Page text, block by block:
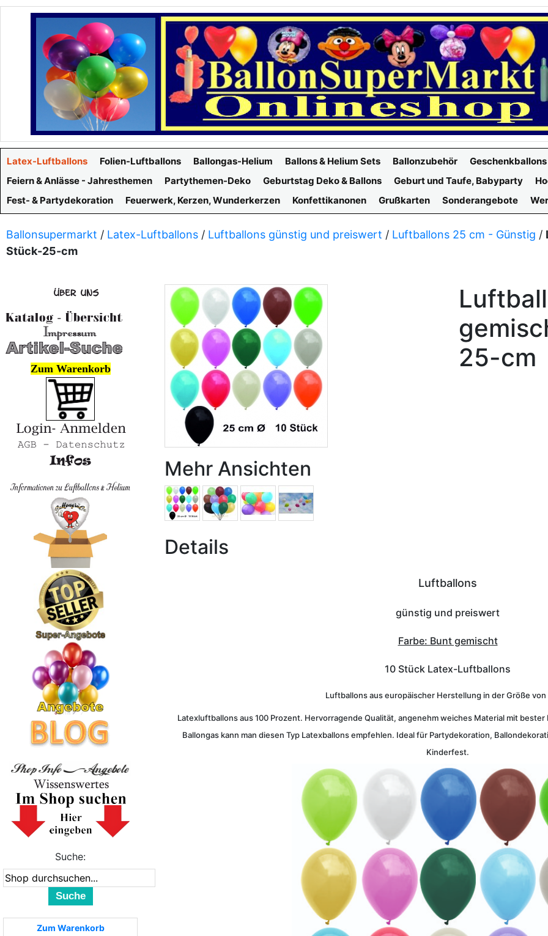
Latex-Luftballons Folien-Luftballons Ballongas-Helium Ballons & Helium Sets Ballonzubehör Geschenkballons
Feiern & Anlässe - Jahresthemen
Partythemen-Deko Geburtstag Deko & Ballons Geburt und Taufe, Babyparty
Fest- & Partydekoration
Feuerwerk, Kerzen, Wunderkerzen Konfettikanonen Grußkarten Sonderangebote
Ballonsupermarkt / Latex-Luftballons / Luftballons günstig und preiswert / Luftballons 25 cm - Günstig /
Stück-25-cm
25-cm
Mehr Ansichten
Details
Luftballons
günstig und preiswert
Farbe: Bunt gemischt
10 Stück Latex-Luftballons
Luftballons aus europäischer Herstellung in der Größe von
Latexluftballons aus 100 Prozent. Hervorragende Qualität, angenehm weiches Material mit
Ballongas kann man diesen Typ Latexballons empfehlen. Ideal für Partydekoration,
Kinderfest.
Zum Warenkorb
Suche:
Suche
Zum Warenkorb